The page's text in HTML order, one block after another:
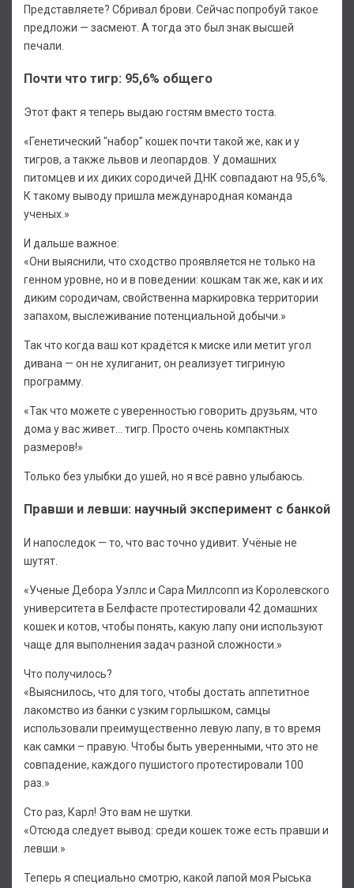
Представляете? Сбривал брови. Сейчас попробуй такое
предложи — засмеют. А тогда это был знак высшей
печали.
Почти что тигр: 95,6% общего
Этот факт я теперь выдаю гостям вместо тоста.
«Генетический "набор" кошек почти такой же, как и у
тигров, а также львов и леопардов. У домашних
питомцев и их диких сородичей ДНК совпадают на 95,6%.
К такому выводу пришла международная команда
ученых.»
И дальше важное:
«Они выяснили, что сходство проявляется не только на
генном уровне, но и в поведении: кошкам так же, как и их
диким сородичам, свойственна маркировка территории
запахом, выслеживание потенциальной добычи.»
Так что когда ваш кот крадётся к миске или метит угол
дивана — он не хулиганит, он реализует тигриную
программу.
«Так что можете с уверенностью говорить друзьям, что
дома у вас живет… тигр. Просто очень компактных
размеров!»
Только без улыбки до ушей, но я всё равно улыбаюсь.
Правши и левши: научный эксперимент с банкой
И напоследок — то, что вас точно удивит. Учёные не
шутят.
«Ученые Дебора Уэллс и Сара Миллсопп из Королевского
университета в Белфасте протестировали 42 домашних
кошек и котов, чтобы понять, какую лапу они используют
чаще для выполнения задач разной сложности.»
Что получилось?
«Выяснилось, что для того, чтобы достать аппетитное
лакомство из банки с узким горлышком, самцы
использовали преимущественно левую лапу, в то время
как самки – правую. Чтобы быть уверенными, что это не
совпадение, каждого пушистого протестировали 100
раз.»
Сто раз, Карл! Это вам не шутки.
«Отсюда следует вывод: среди кошек тоже есть правши и
левши.»
Теперь я специально смотрю, какой лапой моя Рыська